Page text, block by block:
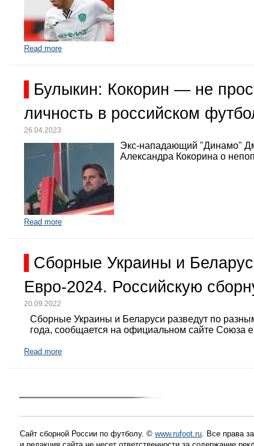
Read more
Булыкин: Кокорин — не
личность в российском
26.04.2023
Экс-нападающий "Динамо"
Александра Кокорина о
Read more
Сборные Украины и
Евро-2024. Российскую
20.09.2022
Сборные Украины и Беларуси разведут по
года, сообщается на официальном сайте Союза
Read more
Сайт сборной России по футболу. © www.rufoot.ru. Все права